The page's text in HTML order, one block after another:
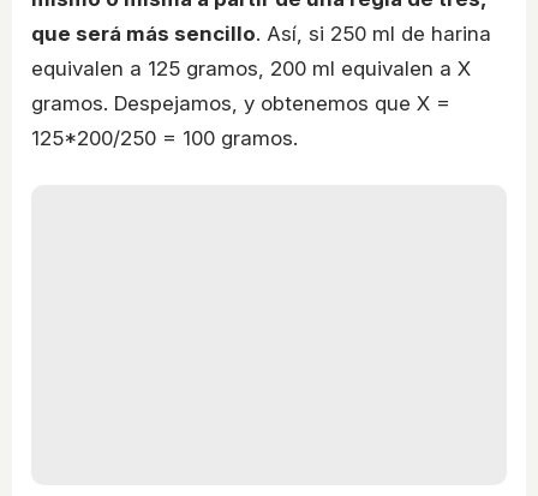
que será más sencillo. Así, si 250 ml de harina
equivalen a 125 gramos, 200 ml equivalen a X
gramos. Despejamos, y obtenemos que X =
125*200/250 = 100 gramos.